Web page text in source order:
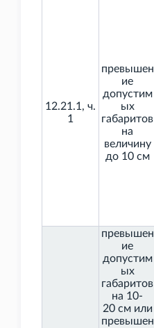
12.21.1, ч.
1
превышен
ие
допустим
ых
габаритов
на
величину
до 10 см
превышен
ие
допустим
ых
габаритов
на 10-
20 см или
превышен